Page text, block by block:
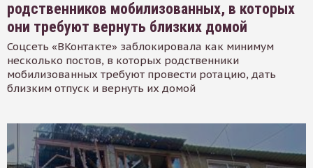
родственников мобилизованных, в которых
они требуют вернуть близких домой
Соцсеть «ВКонтакте» заблокировала как минимум
несколько постов, в которых родственники
мобилизованных требуют провести ротацию, дать
близким отпуск и вернуть их домой